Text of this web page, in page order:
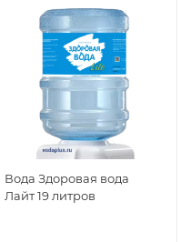
Вода Здоровая вода
Лайт 19 литров